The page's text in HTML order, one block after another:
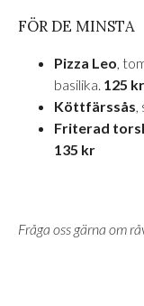
FÖR DE MINSTA
Pizza Leo,
basilika. 125 kr
Köttfärssås,
Friterad
135 kr
Fråga oss gärna om